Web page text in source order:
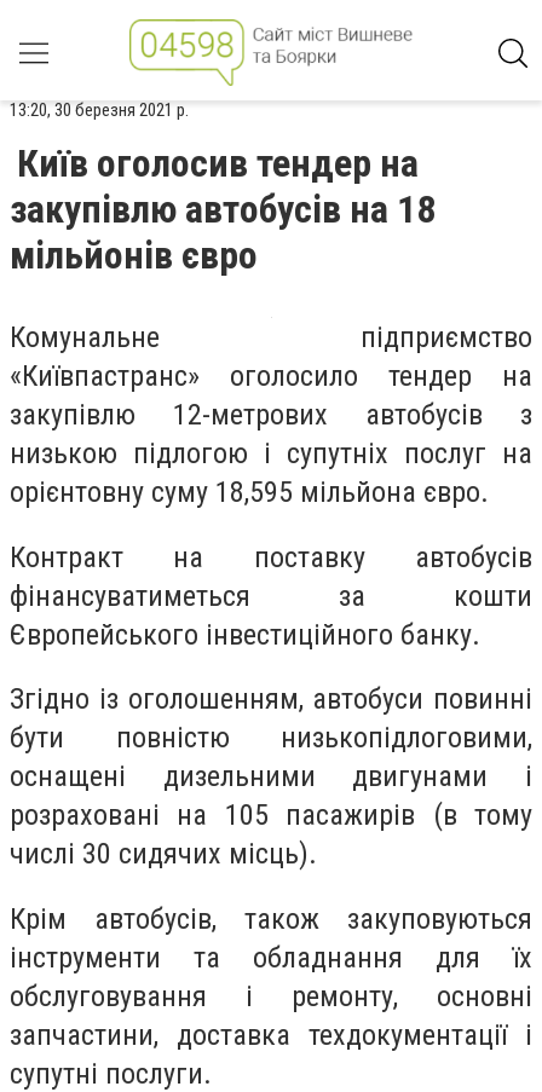
13:20, 30 березня 2021 р.
Київ оголосив тендер на
закупівлю автобусів на 18
мільйонів євро
Комунальне підприємство
«Київпастранс» оголосило тендер на
закупівлю 12-метрових автобусів з
низькою підлогою і супутніх послуг на
орієнтовну суму 18,595 мільйона євро.
Контракт на поставку автобусів
фінансуватиметься за кошти
Європейського інвестиційного банку.
Згідно із оголошенням, автобуси повинні
бути повністю низькопідлоговими,
оснащені дизельними двигунами і
розраховані на 105 пасажирів (в тому
числі 30 сидячих місць).
Крім автобусів, також закуповуються
інструменти та обладнання для їх
обслуговування і ремонту, основні
запчастини, доставка техдокументації і
супутні послуги.